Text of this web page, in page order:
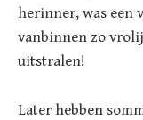
herinner, was een
vanbinnen zo
uitstralen!
Later hebben